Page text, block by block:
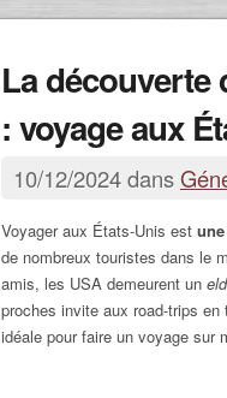
La découverte
: voyage aux
10/12/2024 dans
Voyager aux États-Unis est
de nombreux touristes dans le
amis, les USA demeurent un
proches invite aux road-trips
idéale pour faire un voyage sur